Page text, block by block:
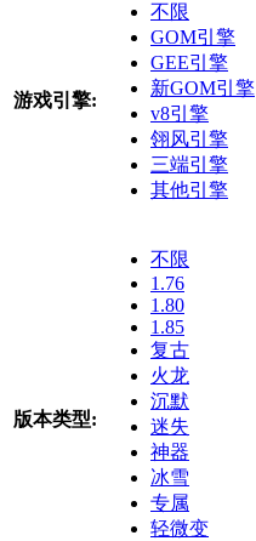
游戏引擎:
不限
GOM引擎
GEE引擎
新GOM引擎
v8引擎
翎风引擎
三端引擎
其他引擎
版本类型:
不限
1.76
1.80
1.85
复古
火龙
沉默
迷失
神器
冰雪
专属
轻微变